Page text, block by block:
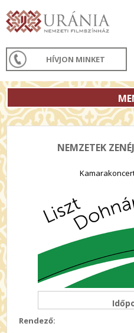
HÍVJON MINKET
NEMZETEK
Rendező: